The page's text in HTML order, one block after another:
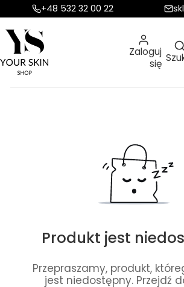
+48 532 32 00 22
Zaloguj
się
Produkt jest
Przepraszamy, produkt,
jest niedostępny. Przejdź